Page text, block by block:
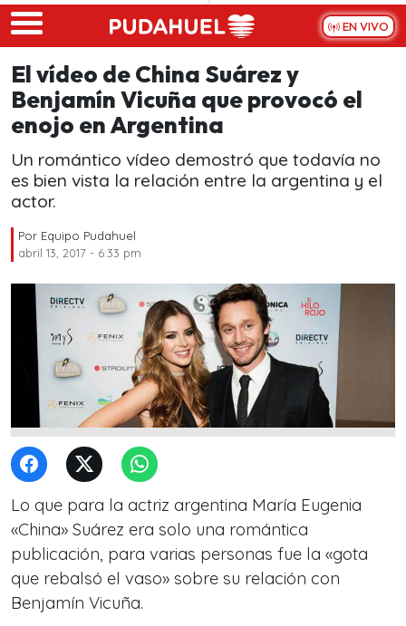
Skip to main content
EN VIVO
El vídeo de China Suárez y
Benjamín Vicuña que provocó el
enojo en Argentina
Un romántico vídeo demostró que todavía no
es bien vista la relación entre la argentina y el
actor.
Por Equipo Pudahuel
abril 13, 2017 - 6:33 pm
Lo que para la actriz argentina María Eugenia
«China» Suárez era solo una romántica
publicación, para varias personas fue la «gota
que rebalsó el vaso» sobre su relación con
Benjamín Vicuña.